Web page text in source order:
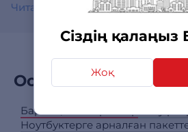
Сіздің қалаңыз
Жоқ
Читать все отзывы
Осы өніммен сатып
Барлық категориялар
Ноутбуктерге арналған